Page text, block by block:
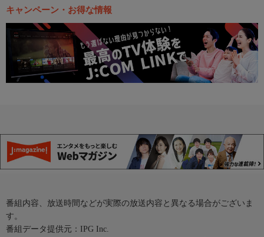
キャンペーン・お得な情報
番組内容、放送時間などが実際の放送内容と異なる場合がございま
す。
番組データ提供元：IPG Inc.